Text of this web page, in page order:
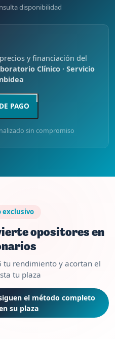
disponibilidad
y financiación del
Clínico · Servicio
PAGO
sin compromiso
exclusivo
opositores en
tu rendimiento y acortan el
tu plaza
el método completo
su plaza